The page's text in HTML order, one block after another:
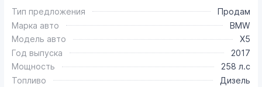
Тип предложения
Продам
Марка авто
BMW
Модель авто
X5
Год выпуска
2017
Мощность
258 л.с
Топливо
Дизель